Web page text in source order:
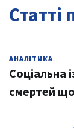
Статті
АНАЛІТИКА
Соціальна
смертей